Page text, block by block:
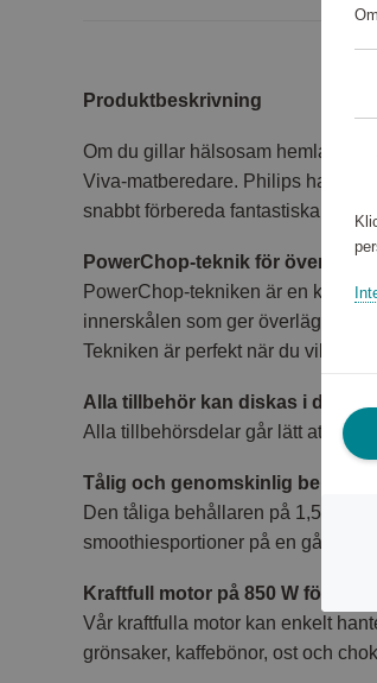
Produktbeskrivning
Om du gillar hälsosam hemlagad
Viva-matberedare. Philips har
snabbt förbereda fantastiska
PowerChop-teknik för
PowerChop-tekniken är en
innerskålen som ger överlägset
Tekniken är perfekt när du vill
Alla tillbehör kan diskas i
Alla tillbehörsdelar går lätt att
Tålig och genomskinlig
Den tåliga behållaren på 1,5 liter
smoothiesportioner på en gång.
Kraftfull motor på 850 W för
Vår kraftfulla motor kan enkelt
grönsaker, kaffebönor, ost och